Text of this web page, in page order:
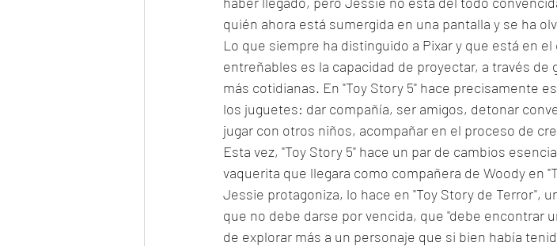
quién ahora está sumergida en una pantalla y se ha
Lo que siempre ha distinguido a Pixar y que está en
entreñables es la capacidad de proyectar, a través
más cotidianas. En "Toy Story 5" hace precisamente
los juguetes: dar compañía, ser amigos, detonar
jugar con otros niños, acompañar en el proceso de
Esta vez, "Toy Story 5" hace un par de cambios
vaquerita que llegara como compañera de Woody en
Jessie protagoniza, lo hace en "Toy Story de Terror",
que no debe darse por vencida, que "debe encontrar
de explorar más a un personaje que si bien había